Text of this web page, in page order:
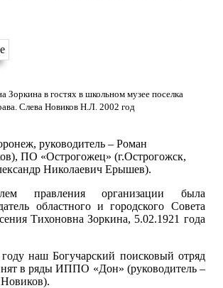
Зоркина в гостях в школьном музее поселка
Слева Новиков Н.Л. 2002 год
руководитель – Роман
ПО «Острогожец» (г.Острогожск,
Николаевич Ерышев).
правления организации была
областного и городского Совета
Тихоновна Зоркина, 5.02.1921 года
наш Богучарский поисковый отряд
в ряды ИППО «Дон» (руководитель –